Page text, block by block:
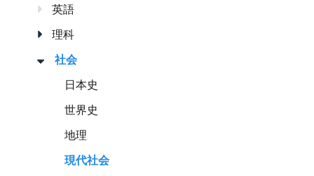
英語
理科
社会
日本史
世界史
地理
現代社会